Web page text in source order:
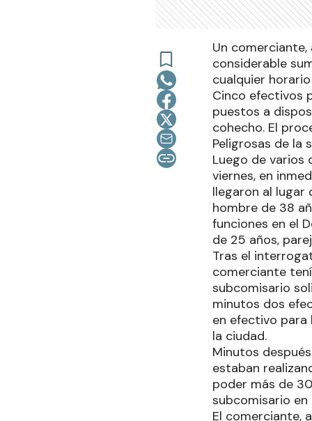
Un
considerable
cualquier
Cinco efectivos
puestos a
cohecho. El
Peligrosas de la
Luego de varios
viernes, en
llegaron al lugar
hombre de 38
funciones en el
de 25 años,
Tras el
comerciante
subcomisario
minutos dos
en efectivo
la ciudad.
Minutos
estaban
poder más de
subcomisario
El comerciante,